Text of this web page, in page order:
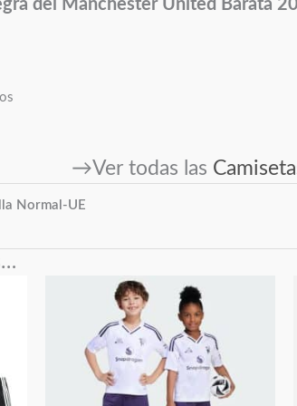
del Manchester United Barata
→Ver todas las
Normal-UE
Este
producto
tiene
múltiples
variantes.